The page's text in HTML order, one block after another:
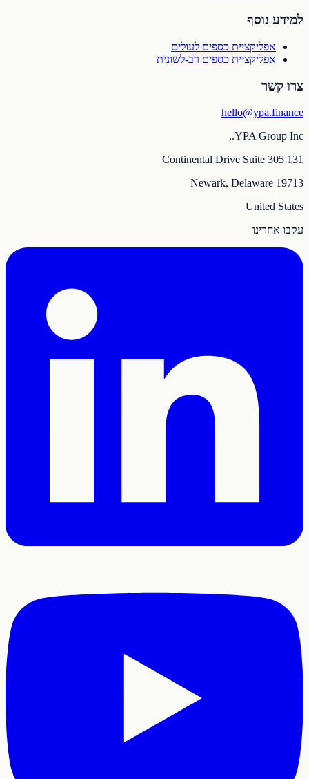
למידע נוסף
אפליקציית כספים לעולים
אפליקציית כספים רב-לשונית
צרו קשר
hello@ypa.finance
YPA Group Inc.,
131 Continental Drive Suite 305
Newark, Delaware 19713
United States
עקבו אחרינו